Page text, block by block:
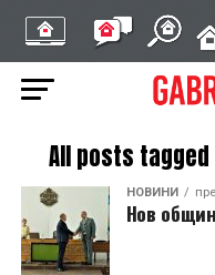
All posts
НОВИНИ
Нов